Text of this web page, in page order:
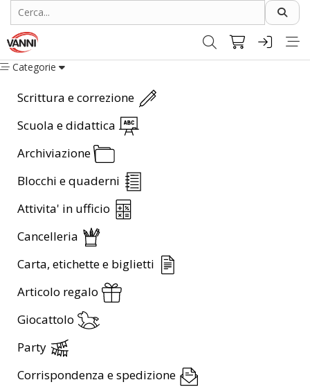
Categorie
Scrittura e correzione
Scuola e didattica
Archiviazione
Blocchi e quaderni
Attivita' in ufficio
Cancelleria
Carta, etichette e biglietti
Articolo regalo
Giocattolo
Party
Corrispondenza e spedizione